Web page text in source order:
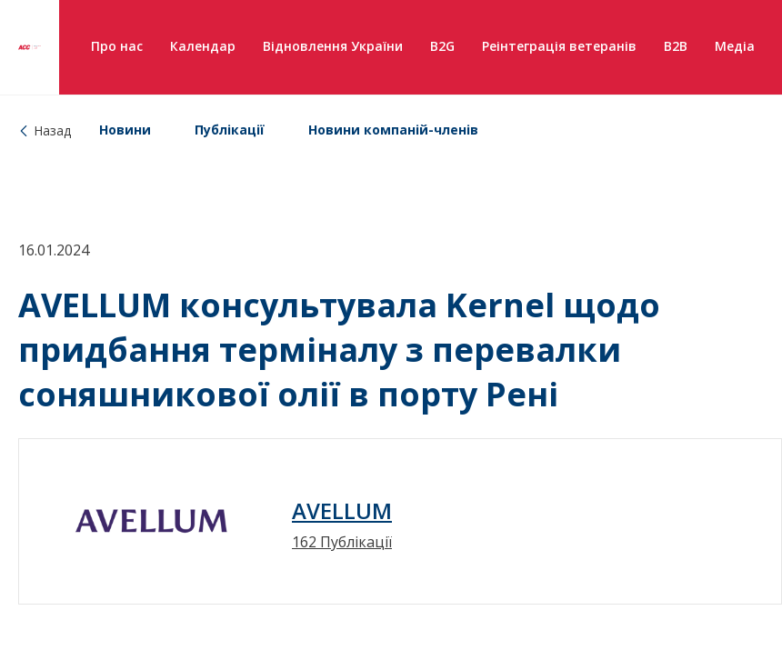
Про нас Календар Відновлення України B2G Реінтеграція ветеранів B2B Медіа
Назад Новини Публікації Новини компаній-членів
16.01.2024
AVELLUM консультувала Kernel щодо
придбання терміналу з перевалки
соняшникової олії в порту Рені
AVELLUM
162 Публікації